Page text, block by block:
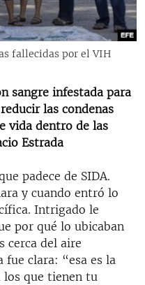
CUBA
LATINA
fallecidas por el VIH
sangre infestada para
las condenas
vida dentro de las
Estrada
padece de SIDA.
y cuando entró lo
Intrigado le
por qué lo ubicaban
cerca del aire
fue clara: “esa es la
los que tienen tu